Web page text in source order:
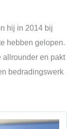
hij in 2014 bij
hebben gelopen.
allrounder en pakt
bedradingswerk